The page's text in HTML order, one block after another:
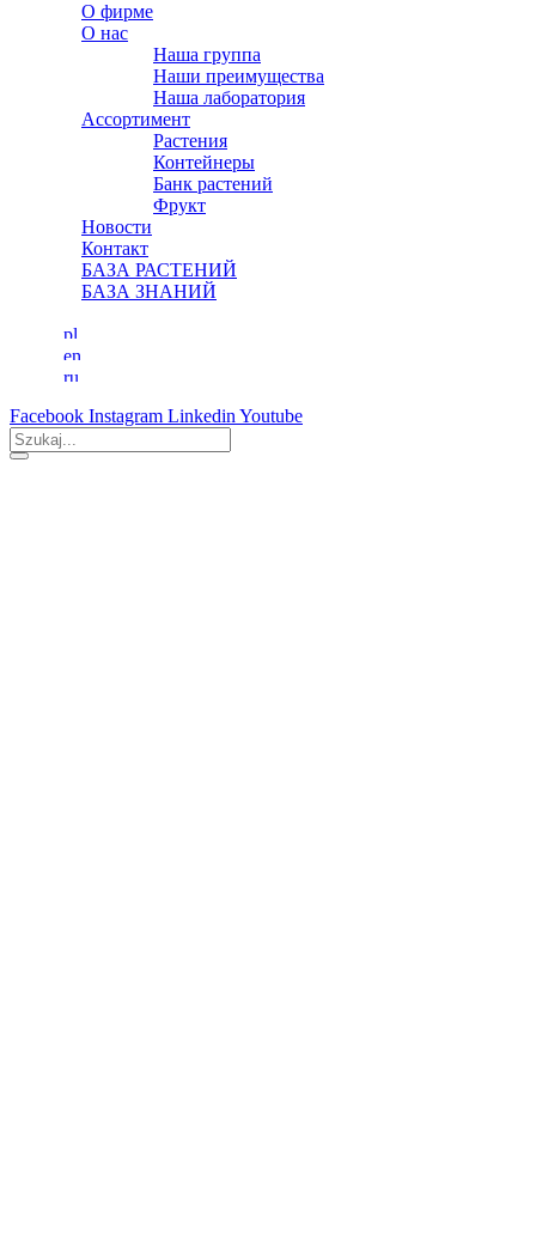
О фирме
О нас
Наша группа
Наши преимущества
Наша лаборатория
Ассортимент
Растения
Контейнеры
Банк растений
Фрукт
Новости
Контакт
БАЗА РАСТЕНИЙ
БАЗА ЗНАНИЙ
Facebook Instagram Linkedin Youtube